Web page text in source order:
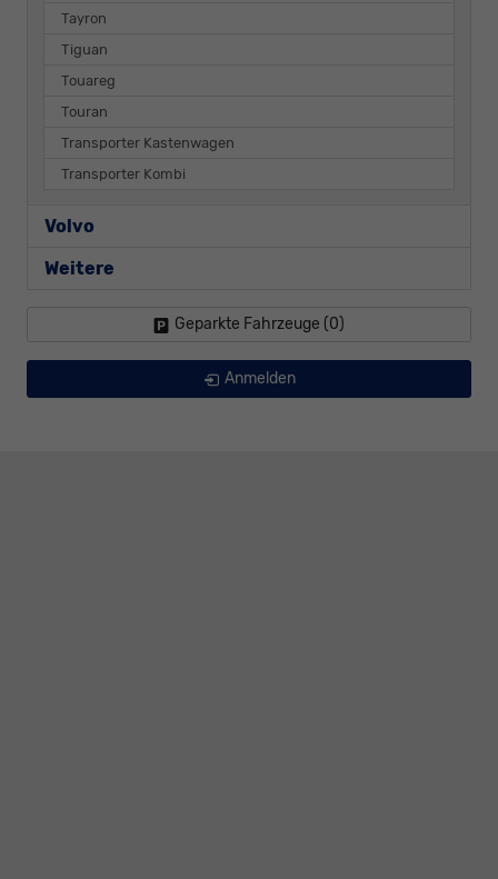
Tayron
Tiguan
Touareg
Touran
Transporter Kastenwagen
Transporter Kombi
Volvo
Weitere
Geparkte Fahrzeuge (0)
Anmelden